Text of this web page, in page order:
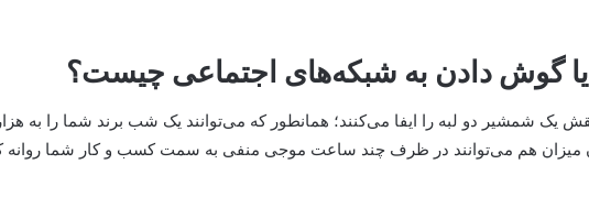
یک شمشیر دو لبه را ایفا می‌کنند؛ همانطور که می‌توانند یک شب برند شما را به
میزان هم می‌توانند در ظرف چند ساعت موجی منفی به سمت کسب و کار شما روانه